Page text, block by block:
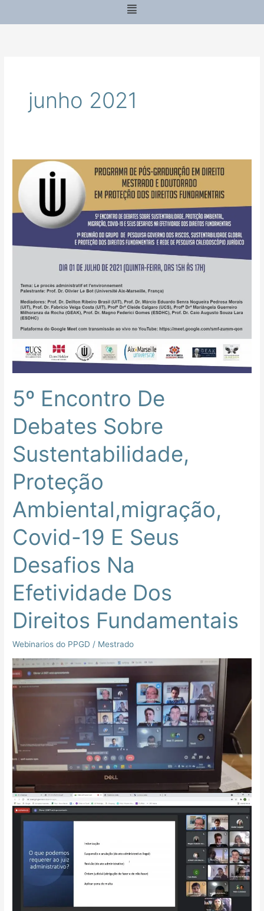
Menu
junho 2021
5º Encontro De
Debates Sobre
Sustentabilidade,
Proteção
Ambiental,migração,
Covid-19 E Seus
Desafios Na
Efetividade Dos
Direitos Fundamentais
Webinarios do PPGD / Mestrado
Encontro
Debates
Sobre
Sustentabilidade,
Ambiental,migração,
Covid-
19
Seus
Efetividade
Direitos
Fundamentais